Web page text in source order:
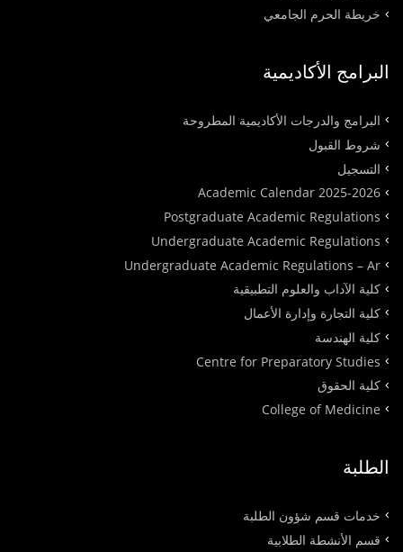
خريطة الحرم الجامعي
البرامج الأكاديمية
البرامج والدرجات الأكاديمية المطروحة
شروط القبول
التسجيل
Academic Calendar 2025-2026
Postgraduate Academic Regulations
Undergraduate Academic Regulations
Undergraduate Academic Regulations – Ar
كلية الآداب والعلوم التطبيقية
كلية التجارة وإدارة الأعمال
كلية الهندسة
Centre for Preparatory Studies
كلية الحقوق
College of Medicine
الطلبة
خدمات قسم شؤون الطلبة
قسم الأنشطة الطلابية